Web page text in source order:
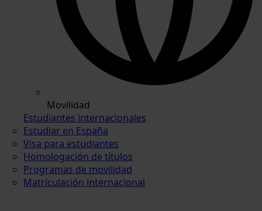
Movilidad
Estudiantes internacionales
Estudiar en España
Visa para estudiantes
Homologación de títulos
Programas de movilidad
Matriculación internacional